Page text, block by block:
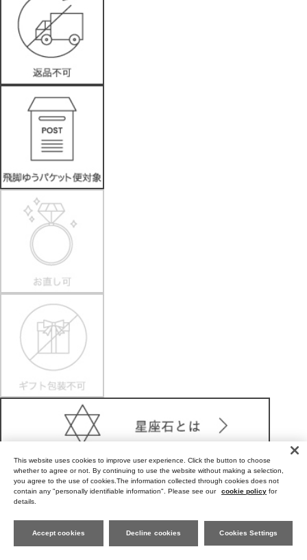
This website uses cookies to improve user experience. Click the button to choose
whether to agree or not. By continuing to use the website without making a selection,
you agree to the use of cookies.The information collected through cookies does not
contain any "personally identifiable information". Please see our
cookie policy for
details.
Cookies Settings
Decline cookies
Accept cookies